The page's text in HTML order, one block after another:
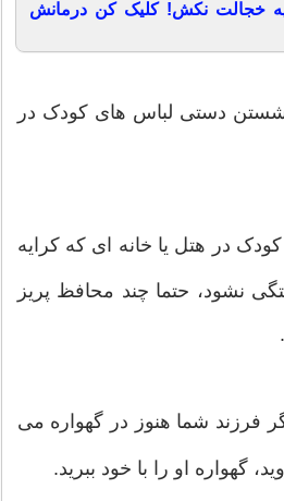
خجالت نکش! کلیک کن درمانش
دستی لباس های کودک در
کودک در هتل یا خانه ای که کرایه
نشود، حتما چند محافظ پریز
فرزند شما هنوز در گهواره می
گهواره او را با خود ببرید.